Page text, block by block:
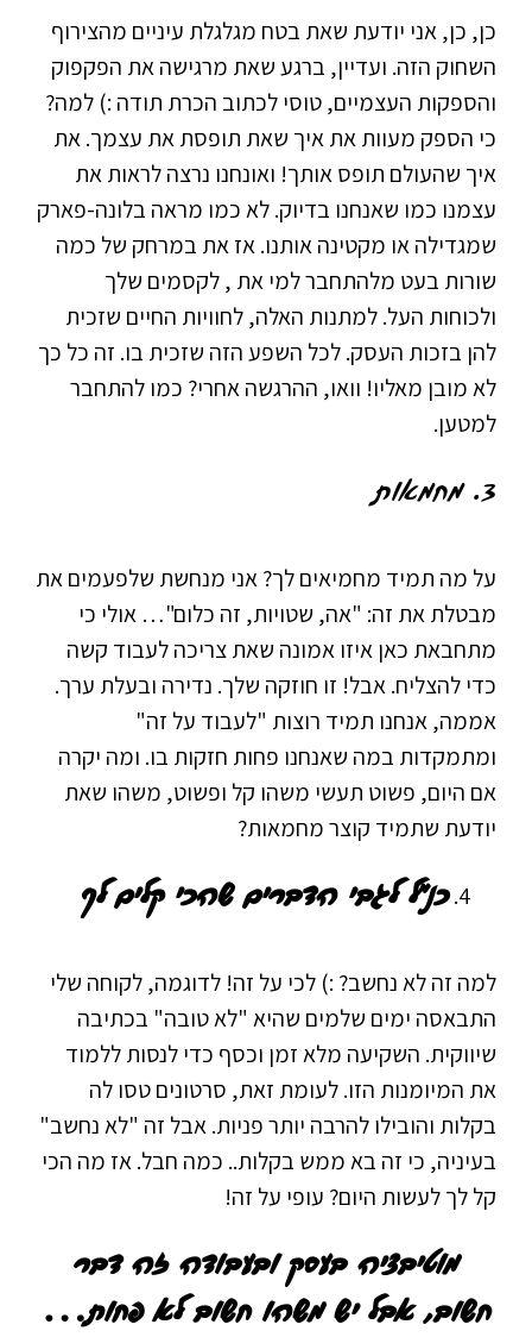
כן, כן, אני יודעת שאת בטח מגלגלת עיניים מהצירוף
השחוק הזה. ועדיין, ברגע שאת מרגישה את הפקפוק
והספקות העצמיים, טוסי לכתוב הכרת תודה :) למה?
כי הספק מעוות את איך שאת תופסת את עצמך. את
איך שהעולם תופס אותך! ואונחנו נרצה לראות את
עצמנו כמו שאנחנו בדיוק. לא כמו מראה בלונה-פארק
שמגדילה או מקטינה אותנו. אז את במרחק של כמה
שורות בעט מלהתחבר למי את , לקסמים שלך
ולכוחות העל. למתנות האלה, לחוויות החיים שזכית
להן בזכות העסק. לכל השפע הזה שזכית בו. זה כל כך
לא מובן מאליו! וואו, ההרגשה אחרי? כמו להתחבר
למטען.
3. מחמאות
על מה תמיד מחמיאים לך? אני מנחשת שלפעמים את
מבטלת את זה: "אה, שטויות, זה כלום"… אולי כי
מתחבאת כאן איזו אמונה שאת צריכה לעבוד קשה
כדי להצליח. אבל! זו חוזקה שלך. נדירה ובעלת ערך.
אממה, אנחנו תמיד רוצות "לעבוד על זה"
ומתמקדות במה שאנחנו פחות חזקות בו. ומה יקרה
אם היום, פשוט תעשי משהו קל ופשוט, משהו שאת
יודעת שתמיד קוצר מחמאות?
כנ"ל לגבי הדברים שהכי קלים לך
למה זה לא נחשב? :) לכי על זה! לדוגמה, לקוחה שלי
התבאסה ימים שלמים שהיא "לא טובה" בכתיבה
שיווקית. השקיעה מלא זמן וכסף כדי לנסות ללמוד
את המיומנות הזו. לעומת זאת, סרטונים טסו לה
בקלות והובילו להרבה יותר פניות. אבל זה "לא נחשב"
בעיניה, כי זה בא ממש בקלות.. כמה חבל. אז מה הכי
קל לך לעשות היום? עופי על זה!
מוטיבציה בעסק ובעבודה זה דבר
חשוב, אבל יש משהו חשוב לא פחות…